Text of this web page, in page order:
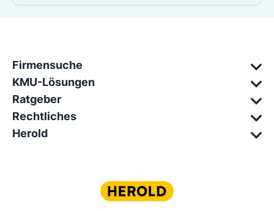
Firmensuche
KMU-Lösungen
Ratgeber
Rechtliches
Herold